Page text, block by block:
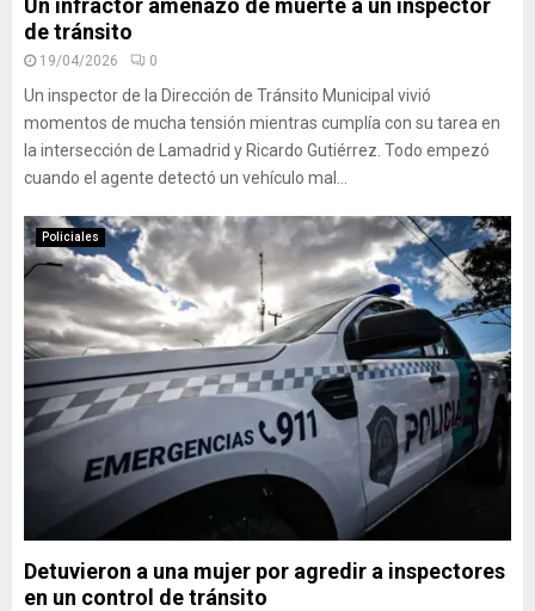
Un infractor amenazó de muerte a un inspector
de tránsito
19/04/2026 0
Un inspector de la Dirección de Tránsito Municipal vivió
momentos de mucha tensión mientras cumplía con su tarea en
la intersección de Lamadrid y Ricardo Gutiérrez. Todo empezó
cuando el agente detectó un vehículo mal...
Policiales
Detuvieron a una mujer por agredir a inspectores
en un control de tránsito